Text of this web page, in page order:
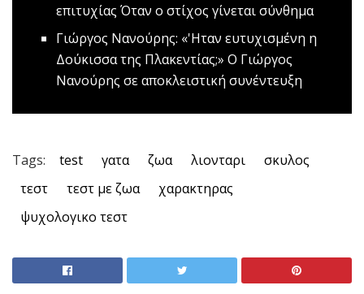
επιτυχίας Όταν ο στίχος γίνεται σύνθημα
Γιώργος Νανούρης: «'Ηταν ευτυχισμένη η
Δούκισσα της Πλακεντίας;» Ο Γιώργος
Νανούρης σε αποκλειστική συνέντευξη
Tags: test γατα ζωα λιονταρι
σκυλος
τεστ
τεστ με ζωα
χαρακτηρας
ψυχολογικο τεστ